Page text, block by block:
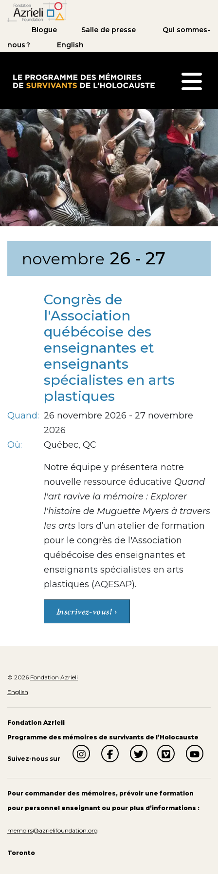
Blogue Salle de presse
Qui sommes-
nous ?
English
novembre 26 - 27
Congrès de
l'Association
québécoise des
enseignantes et
enseignants
spécialistes en arts
plastiques
Quand: 26 novembre 2026 - 27 novembre
2026
Où:
Québec, QC
Notre équipe y présentera notre
nouvelle ressource éducative Quand
l'art ravive la mémoire : Explorer
l'histoire de Muguette Myers à travers
les artslors d’un atelier de formation
pour le congrès de l'Association
québécoise des enseignantes et
enseignants spécialistes en arts
plastiques (AQESAP).
Inscrivez-vous!
© 2026 Fondation Azrieli
English
Fondation Azrieli
Programme des mémoires de survivants de l’Holocauste
Suivez-nous sur
Pour commander des mémoires, prévoir une formation
pour personnel enseignant ou pour plus d’informations :
memoirs@azrielifoundation.org
Toronto